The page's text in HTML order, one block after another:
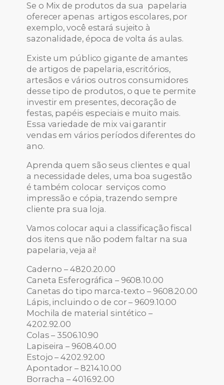
Se o Mix de produtos da sua papelaria
oferecer apenas artigos escolares, por
exemplo, você estará sujeito à
sazonalidade, época de volta ás aulas.
Existe um público gigante de amantes
de artigos de papelaria, escritórios,
artesãos e vários outros consumidores
desse tipo de produtos, o que te permite
investir em presentes, decoração de
festas, papéis especiais e muito mais.
Essa variedade de mix vai garantir
vendas em vários períodos diferentes do
ano.
Aprenda quem são seus clientes e qual
a necessidade deles, uma boa sugestão
é também colocar serviços como
impressão e cópia, trazendo sempre
cliente pra sua loja.
Vamos colocar aqui a classificação fiscal
dos itens que não podem faltar na sua
papelaria, veja ai!
Caderno – 4820.20.00
Caneta Esferográfica – 9608.10.00
Canetas do tipo marca-texto – 9608.20.00
Lápis, incluindo o de cor – 9609.10.00
Mochila de material sintético –
4202.92.00
Colas – 3506.10.90
Lapiseira – 9608.40.00
Estojo – 4202.92.00
Apontador – 8214.10.00
Borracha – 4016.92.00